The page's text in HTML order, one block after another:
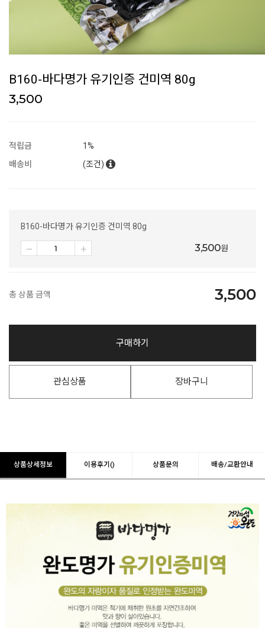
B160-바다명가 유기인증 건미역 80g
3,500
적립금
1%
배송비
(조건)
B160-바다명가 유기인증 건미역 80g
3,500원
총 상품 금액 3,500
구매하기
관심상품 장바구니
상품상세정보 이용후기() 상품문의 배송/교환안내